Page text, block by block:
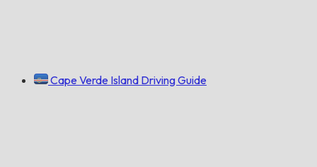
Cape Verde Island Driving Guide